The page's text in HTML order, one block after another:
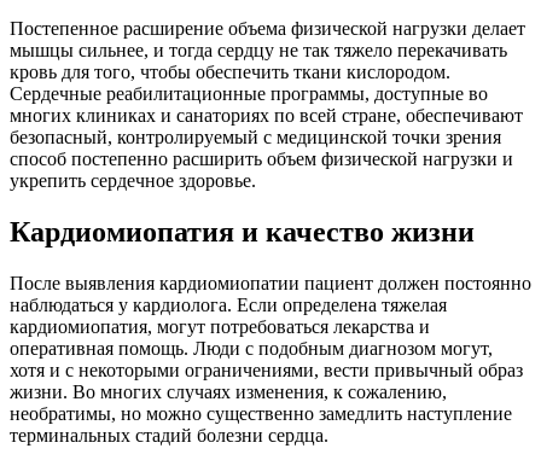
Постепенное расширение объема физической нагрузки делает
мышцы сильнее, и тогда сердцу не так тяжело перекачивать
кровь для того, чтобы обеспечить ткани кислородом.
Сердечные реабилитационные программы, доступные во
многих клиниках и санаториях по всей стране, обеспечивают
безопасный, контролируемый с медицинской точки зрения
способ постепенно расширить объем физической нагрузки и
укрепить сердечное здоровье.
Кардиомиопатия и качество жизни
После выявления кардиомиопатии пациент должен постоянно
наблюдаться у кардиолога. Если определена тяжелая
кардиомиопатия, могут потребоваться лекарства и
оперативная помощь. Люди с подобным диагнозом могут,
хотя и с некоторыми ограничениями, вести привычный образ
жизни. Во многих случаях изменения, к сожалению,
необратимы, но можно существенно замедлить наступление
терминальных стадий болезни сердца.